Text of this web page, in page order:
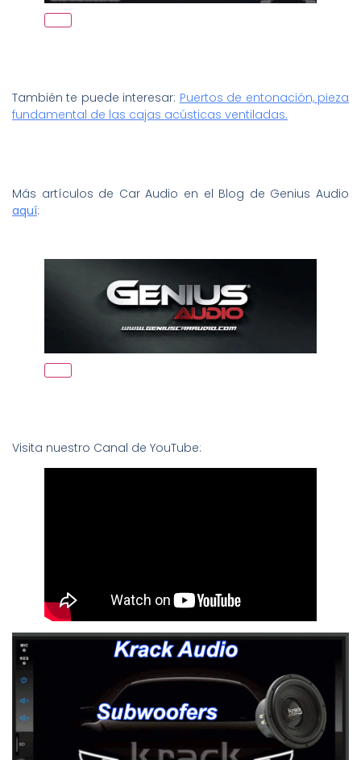
También te puede interesar: Puertos de entonación, pieza
fundamental de las cajas acústicas ventiladas.
Más artículos de Car Audio en el Blog de Genius Audio
aquí:
Visita nuestro Canal de YouTube: